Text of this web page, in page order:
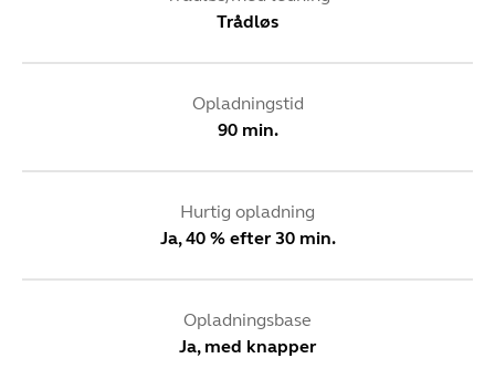
Trådløs
Opladningstid
90 min.
Hurtig opladning
Ja, 40 % efter 30 min.
Opladningsbase
Ja, med knapper